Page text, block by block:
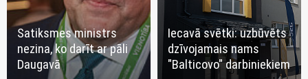
Satiksmes ministrs
nezina, ko darīt ar pāli
Daugavā
Iecavā svētki: uzbūvēts
dzīvojamais nams
"Balticovo" darbiniekiem